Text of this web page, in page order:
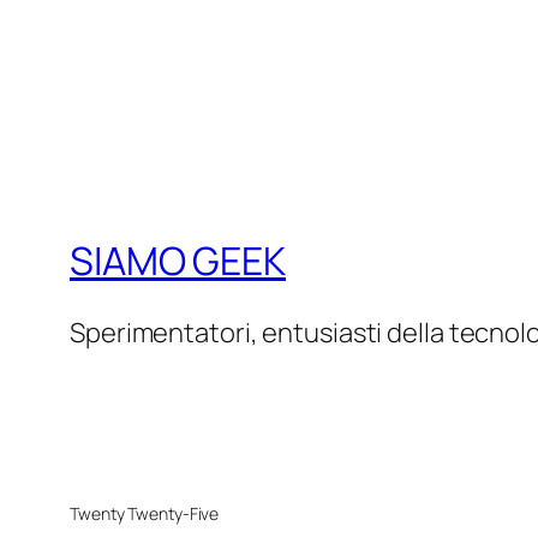
SIAMO GEEK
Sperimentatori, entusiasti della
Twenty Twenty-Five